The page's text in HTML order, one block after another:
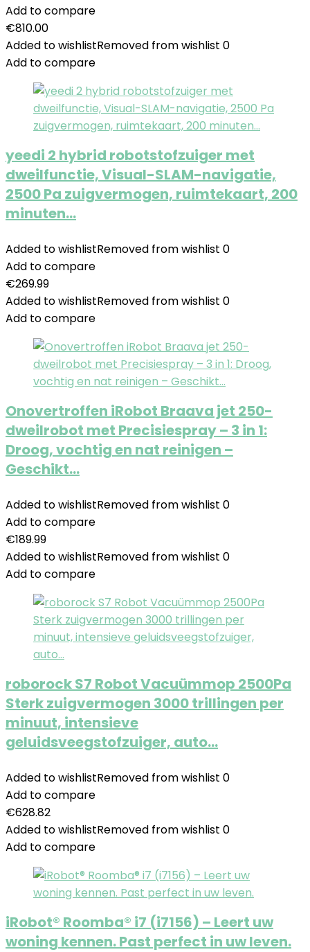
Add to compare
€810.00
Added to wishlistRemoved from wishlist 0
Add to compare
yeedi 2 hybrid robotstofzuiger met
dweilfunctie, Visual-SLAM-navigatie,
2500 Pa zuigvermogen, ruimtekaart, 200
minuten…
Added to wishlistRemoved from wishlist 0
Add to compare
€269.99
Added to wishlistRemoved from wishlist 0
Add to compare
Onovertroffen iRobot Braava jet 250-
dweilrobot met Precisiespray – 3 in 1:
Droog, vochtig en nat reinigen –
Geschikt…
Added to wishlistRemoved from wishlist 0
Add to compare
€189.99
Added to wishlistRemoved from wishlist 0
Add to compare
roborock S7 Robot Vacuümmop 2500Pa
Sterk zuigvermogen 3000 trillingen per
minuut, intensieve
geluidsveegstofzuiger, auto…
Added to wishlistRemoved from wishlist 0
Add to compare
€628.82
Added to wishlistRemoved from wishlist 0
Add to compare
iRobot® Roomba® i7 (i7156) – Leert uw
woning kennen. Past perfect in uw leven.